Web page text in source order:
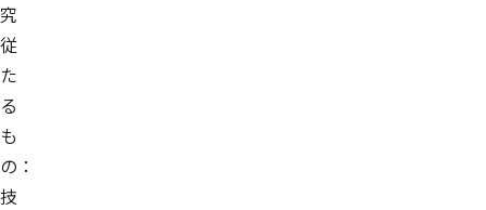
究
従
た
る
も
の：
技